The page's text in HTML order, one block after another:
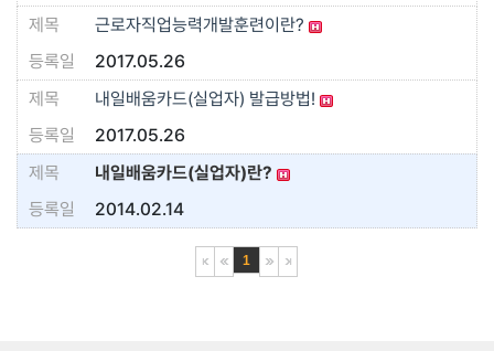
근로자직업능력개발훈련이란?
2017.05.26
내일배움카드(실업자) 발급방법!
2017.05.26
내일배움카드(실업자)란?
2014.02.14
1